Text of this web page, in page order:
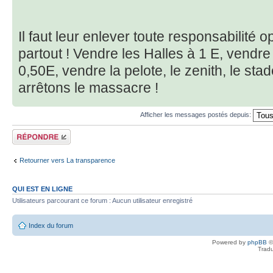
Il faut leur enlever toute responsabilité
partout ! Vendre les Halles à 1 E,
0,50E, vendre la pelote, le zenith, le
arrêtons le massacre !
Afficher les messages postés depuis:
Répondre
Retourner vers La transparence
QUI EST EN LIGNE
Utilisateurs parcourant ce forum : Aucun utilisateur enregistré
Index du forum
Powered by phpBB